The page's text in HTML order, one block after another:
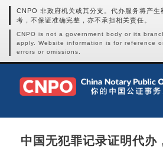
CNPO 非政府机关或其分支。代办服务将产生
考，不保证准确完整，亦不承担相关责任。
CNPO is not a government body or its
apply. Website information is for reference
errors or omissions.
中国无犯罪记录证明代办